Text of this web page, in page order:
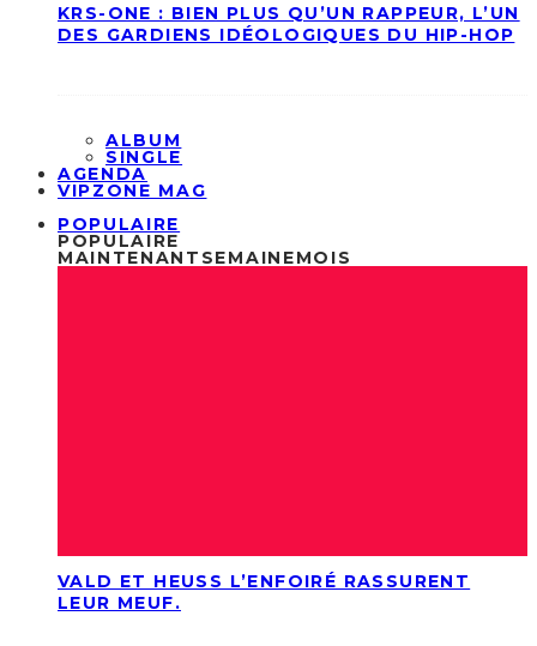
KRS-ONE : BIEN PLUS QU’UN RAPPEUR, L’UN
DES GARDIENS IDÉOLOGIQUES DU HIP-HOP
ALBUM
SINGLE
AGENDA
VIPZONE MAG
POPULAIRE
POPULAIRE
MAINTENANT SEMAINEMOIS
VALD ET HEUSS L’ENFOIRÉ RASSURENT
LEUR MEUF.